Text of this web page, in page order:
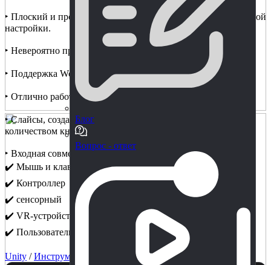
Блог
Вопрос - ответ
‣ Плоский и простой дизайн с возможностью индивидуальной
настройки.
‣ Невероятно простой справочник скриптов
‣ Поддержка World Space Canvas.
‣ Отлично работает с Unity Events
‣ Слайсы, созданные программно: вы не ограничены
количеством кнопок или предопределенных форм.
‣ Входная совместимость
✔️ Мышь и клавиатура
✔️ Контроллер
✔️ сенсорный
✔️ VR-устройства
✔️ Пользовательские элементы управления
Unity /Инструменты